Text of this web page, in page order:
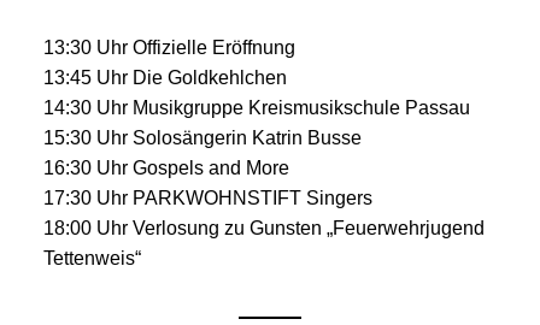
13:30 Uhr Offizielle Eröffnung
13:45 Uhr Die Goldkehlchen
14:30 Uhr Musikgruppe Kreismusikschule Passau
15:30 Uhr Solosängerin Katrin Busse
16:30 Uhr Gospels and More
17:30 Uhr PARKWOHNSTIFT Singers
18:00 Uhr Verlosung zu Gunsten „Feuerwehrjugend
Tettenweis“